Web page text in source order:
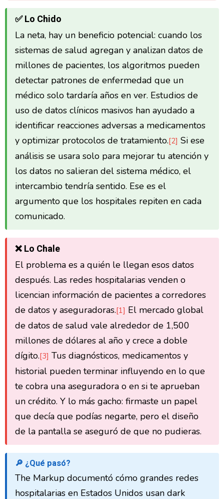
✅ Lo Chido
La neta, hay un beneficio potencial: cuando los
sistemas de salud agregan y analizan datos de
millones de pacientes, los algoritmos pueden
detectar patrones de enfermedad que un
médico solo tardaría años en ver. Estudios de
uso de datos clínicos masivos han ayudado a
identificar reacciones adversas a medicamentos
y optimizar protocolos de tratamiento.[2] Si ese
análisis se usara solo para mejorar tu atención y
los datos no salieran del sistema médico, el
intercambio tendría sentido. Ese es el
argumento que los hospitales repiten en cada
comunicado.
❌ Lo Chale
El problema es a quién le llegan esos datos
después. Las redes hospitalarias venden o
licencian información de pacientes a corredores
de datos y aseguradoras.[1] El mercado global
de datos de salud vale alrededor de 1,500
millones de dólares al año y crece a doble
dígito.[3] Tus diagnósticos, medicamentos y
historial pueden terminar influyendo en lo que
te cobra una aseguradora o en si te aprueban
un crédito. Y lo más gacho: firmaste un papel
que decía que podías negarte, pero el diseño
de la pantalla se aseguró de que no pudieras.
🔎 ¿Qué pasó?
The Markup documentó cómo grandes redes
hospitalarias en Estados Unidos usan dark